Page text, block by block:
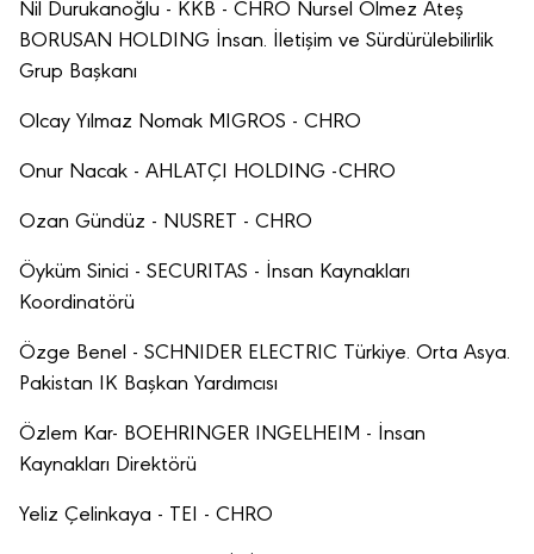
Nil Durukanoğlu - KKB - CHRO Nursel Ölmez Ateş
BORUSAN HOLDING İnsan. İletişim ve Sürdürülebilirlik
Grup Başkanı
Olcay Yılmaz Nomak MIGROS - CHRO
Onur Nacak - AHLATÇI HOLDING -CHRO
Ozan Gündüz - NUSRET - CHRO
Öyküm Sinici - SECURITAS - İnsan Kaynakları
Koordinatörü
Özge Benel - SCHNIDER ELECTRIC Türkiye. Orta Asya.
Pakistan IK Başkan Yardımcısı
Özlem Kar- BOEHRINGER INGELHEIM - İnsan
Kaynakları Direktörü
Yeliz Çelinkaya - TEI - CHRO